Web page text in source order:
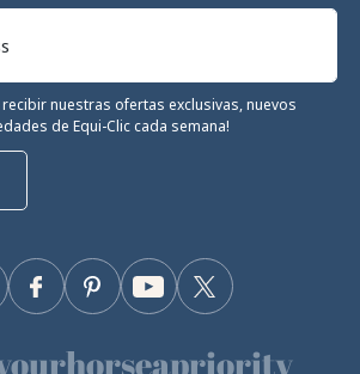
recibir nuestras ofertas exclusivas, nuevos
de Equi-Clic cada semana!
Facebook Twitter
YouTube
Pinterest